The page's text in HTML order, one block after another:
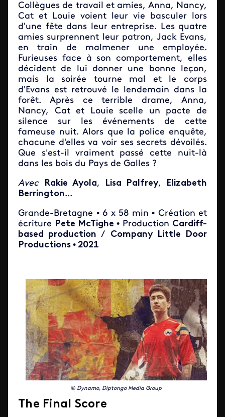
Collègues de travail et amies, Anna, Nancy,
Cat et Louie voient leur vie basculer lors
d'une fête dans leur entreprise. Les quatre
amies surprennent leur patron, Jack Evans,
en train de malmener une employée.
Furieuses face à son comportement, elles
décident de lui donner une bonne leçon,
mais la soirée tourne mal et le corps
d'Evans est retrouvé le lendemain dans la
forêt. Après ce terrible drame, Anna,
Nancy, Cat et Louie scelle un pacte de
silence sur les événements de cette
fameuse nuit. Alors que la police enquête,
chacune d'elles va voir ses secrets dévoilés.
Que s’est-il vraiment passé cette nuit-là
dans les bois du Pays de Galles ?
Avec Rakie Ayola, Lisa Palfrey,
Elizabeth
Berrington...
Grande-Bretagne • 6 x 58 min • Création et
écriture Pete McTighe • Production Cardiff-
based production/ Company Little Door
Productions • 2021
© Dynamo, Diptongo Media Group
The Final Score